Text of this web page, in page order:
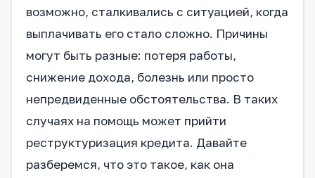
возможно, сталкивались с ситуацией, когда
выплачивать его стало сложно. Причины
могут быть разные: потеря работы,
снижение дохода, болезнь или просто
непредвиденные обстоятельства. В таких
случаях на помощь может прийти
реструктуризация кредита. Давайте
разберемся, что это такое, как она